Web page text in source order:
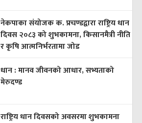
नेकपाका संयोजक क. प्रचण्डद्वारा राष्ट्रिय धान
दिवस २०८३ को शुभकामना, किसानमैत्री नीति
र कृषि आत्मनिर्भरतामा जोड
धान : मानव जीवनको आधार, सभ्यताको
मेरुदण्ड
राष्ट्रिय धान दिवसको अवसरमा शुभकामना